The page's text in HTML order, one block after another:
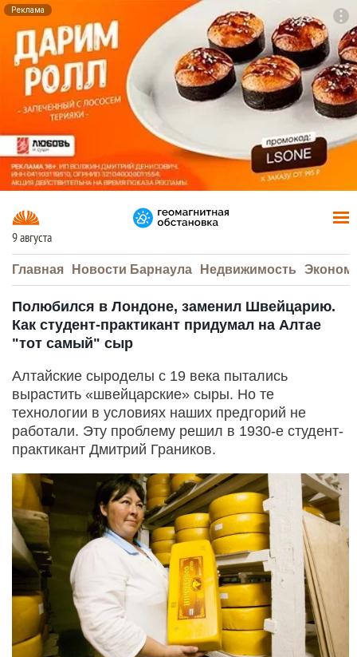
Реклама
9 августа
Главная Новости Барнаула Недвижимость
Полюбился в Лондоне, заменил Швейцарию.
Как студент-практикант придумал на Алтае
"тот самый" сыр
Алтайские сыроделы с 19 века пытались
вырастить «швейцарские» сыры. Но те
технологии в условиях наших предгорий не
работали. Эту проблему решил в 1930-е студент-
практикант Дмитрий Граников.